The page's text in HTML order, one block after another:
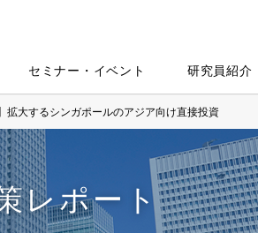
セミナー・イベント 研究員紹介
拡大するシンガポールのアジア向け直接投資
レポート